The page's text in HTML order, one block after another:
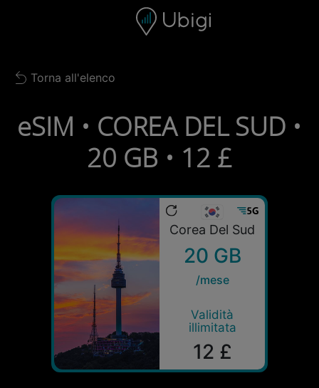
Barra di navigazione
Back to list
Torna all'elenco
eSIM • COREA DEL SUD •
20 GB • 12 £
Corea Del Sud
20 GB
/mese
Validità
illimitata
12 £